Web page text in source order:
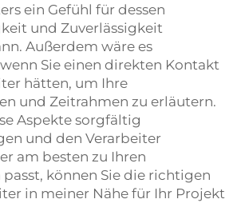
ein Gefühl für dessen
und Zuverlässigkeit
Außerdem wäre es
Sie einen direkten Kontakt
hätten, um Ihre
und Zeitrahmen zu erläutern.
Aspekte sorgfältig
und den Verarbeiter
am besten zu Ihren
passt, können Sie die richtigen
in meiner Nähe für Ihr Projekt